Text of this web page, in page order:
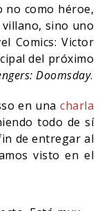
no como héroe,
sino uno
Comics: Victor
del próximo
Doomsday.
en una charla
todo de sí
de entregar al
visto en el